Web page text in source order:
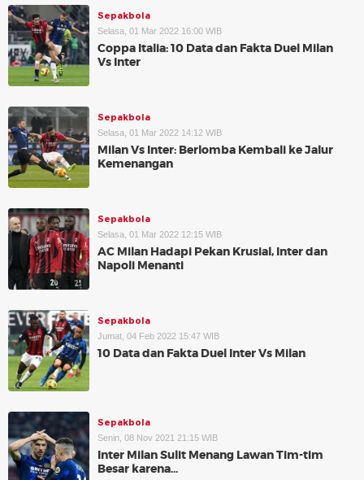
Sepakbola
Selasa, 01 Mar 2022 16:00 WIB
Coppa Italia: 10 Data dan Fakta Duel Milan
Vs Inter
Sepakbola
Selasa, 01 Mar 2022 14:12 WIB
Milan Vs Inter: Berlomba Kembali ke Jalur
Kemenangan
Sepakbola
Selasa, 01 Mar 2022 12:15 WIB
AC Milan Hadapi Pekan Krusial, Inter dan
Napoli Menanti
Sepakbola
Jumat, 04 Feb 2022 15:47 WIB
10 Data dan Fakta Duel Inter Vs Milan
Sepakbola
Senin, 08 Nov 2021 21:15 WIB
Inter Milan Sulit Menang Lawan Tim-tim
Besar karena...